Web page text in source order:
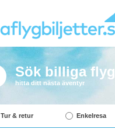
Sök billiga flyg
hitta ditt nästa äventyr
Tur & retur Enkelresa